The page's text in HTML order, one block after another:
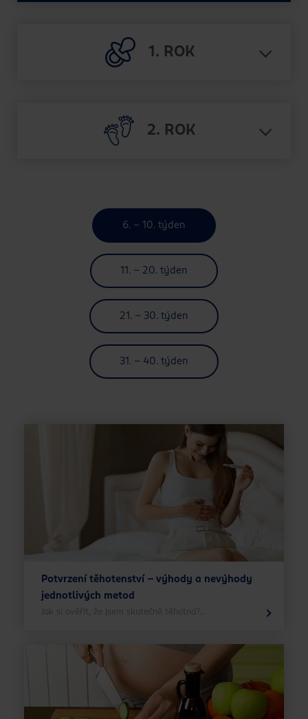
1. ROK
2. ROK
6. - 10. týden
11. - 20. týden
21. - 30. týden
31. - 40. týden
Potvrzení těhotenství – výhody a nevýhody
jednotlivých metod
Jak si ověřit, že jsem skutečně těhotná?...